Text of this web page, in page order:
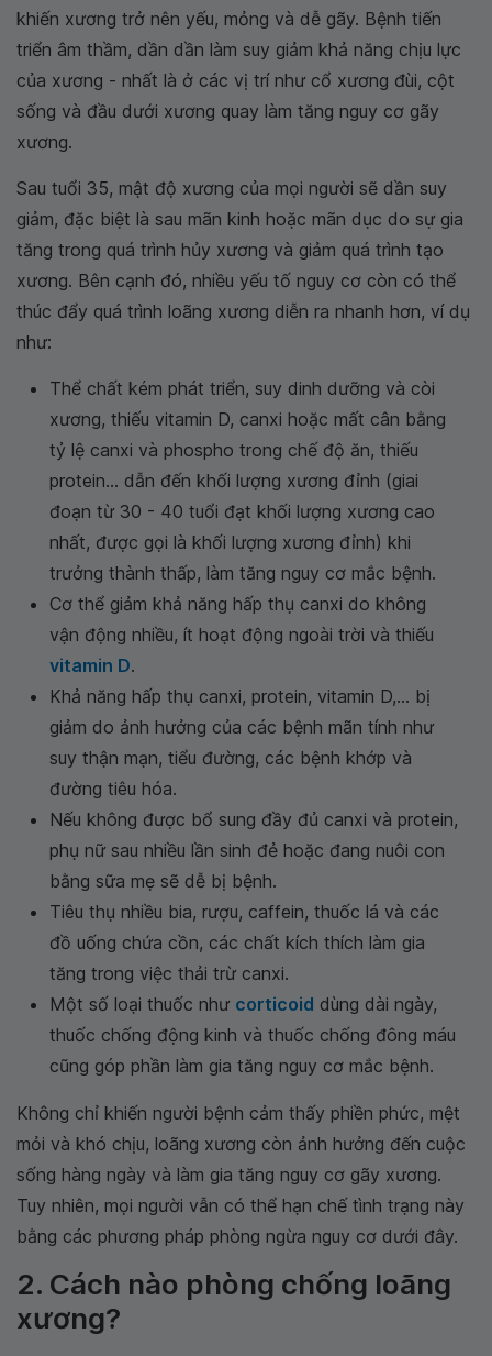
khiến xương trở nên yếu, mỏng và dễ gãy. Bệnh tiến
triển âm thầm, dần dần làm suy giảm khả năng chịu lực
của xương - nhất là ở các vị trí như cổ xương đùi, cột
sống và đầu dưới xương quay làm tăng nguy cơ gãy
xương.
Sau tuổi 35, mật độ xương của mọi người sẽ dần suy
giảm, đặc biệt là sau mãn kinh hoặc mãn dục do sự gia
tăng trong quá trình hủy xương và giảm quá trình tạo
xương. Bên cạnh đó, nhiều yếu tố nguy cơ còn có thể
thúc đẩy quá trình loãng xương diễn ra nhanh hơn, ví dụ
như:
Thể chất kém phát triển, suy dinh dưỡng và còi
xương, thiếu vitamin D, canxi hoặc mất cân bằng
tỷ lệ canxi và phospho trong chế độ ăn, thiếu
protein... dẫn đến khối lượng xương đỉnh (giai
đoạn từ 30 - 40 tuổi đạt khối lượng xương cao
nhất, được gọi là khối lượng xương đỉnh) khi
trưởng thành thấp, làm tăng nguy cơ mắc bệnh.
Cơ thể giảm khả năng hấp thụ canxi do không
vận động nhiều, ít hoạt động ngoài trời và thiếu
vitamin D.
Khả năng hấp thụ canxi, protein, vitamin D,... bị
giảm do ảnh hưởng của các bệnh mãn tính như
suy thận mạn, tiểu đường, các bệnh khớp và
đường tiêu hóa.
Nếu không được bổ sung đầy đủ canxi và protein,
phụ nữ sau nhiều lần sinh đẻ hoặc đang nuôi con
bằng sữa mẹ sẽ dễ bị bệnh.
Tiêu thụ nhiều bia, rượu, caffein, thuốc lá và các
đồ uống chứa cồn, các chất kích thích làm gia
tăng trong việc thải trừ canxi.
Một số loại thuốc như corticoid dùng dài ngày,
thuốc chống động kinh và thuốc chống đông máu
cũng góp phần làm gia tăng nguy cơ mắc bệnh.
Không chỉ khiến người bệnh cảm thấy phiền phức, mệt
mỏi và khó chịu, loãng xương còn ảnh hưởng đến cuộc
sống hàng ngày và làm gia tăng nguy cơ gãy xương.
Tuy nhiên, mọi người vẫn có thể hạn chế tình trạng này
bằng các phương pháp phòng ngừa nguy cơ dưới đây.
2. Cách nào phòng chống loãng
xương?